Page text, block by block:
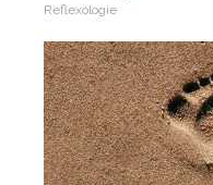
Reflexologie